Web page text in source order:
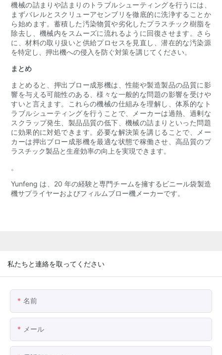
機械の詰まりや詰まりのトラブルシューティングを行うには、
まずバレルとスクリューアセンブリを徹底的に洗浄することか
ら始めます。蓄積した汚染物質や劣化したプラスチック樹脂を
除去し、機械内をスムーズに流れるように回復させます。さら
に、材料の取り扱いと供給プロセスを見直し、潜在的な汚染源
を特定し、押出機への侵入を防ぐ対策を講じてください。
まとめ
まとめると、押出ブロー成形機は、性能や製造製品の品質に影
響を与える可能性のある、様々な一般的な問題の影響を受けや
すいと言えます。これらの機械の仕組みを理解し、体系的なト
ラブルシューティングを行うことで、メーカーは過熱、過剰な
スクラップ発生、製品品質の低下、機械の詰まりといった問題
に効果的に対処できます。必要な解決策を講じることで、メー
カーは押出ブロー成形機を最適な状態で稼働させ、高品質のプ
ラスチック製品と生産効率の向上を実現できます。
。
Yunfeng は、20 年の経験と専門チームを擁するビニール袋製造
機サプライヤーおよびフィルムブロー機メーカーです。
私たちと連絡を取ってください
名前
メール